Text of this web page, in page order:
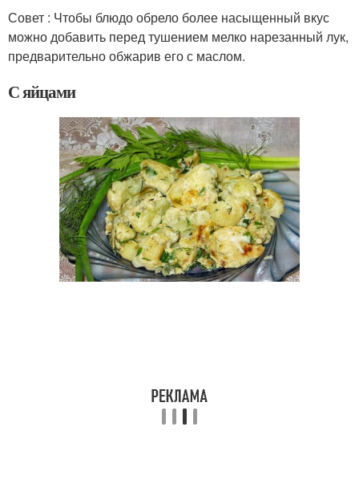
Совет : Чтобы блюдо обрело более насыщенный вкус
можно добавить перед тушением мелко нарезанный лук,
предварительно обжарив его с маслом.
С яйцами